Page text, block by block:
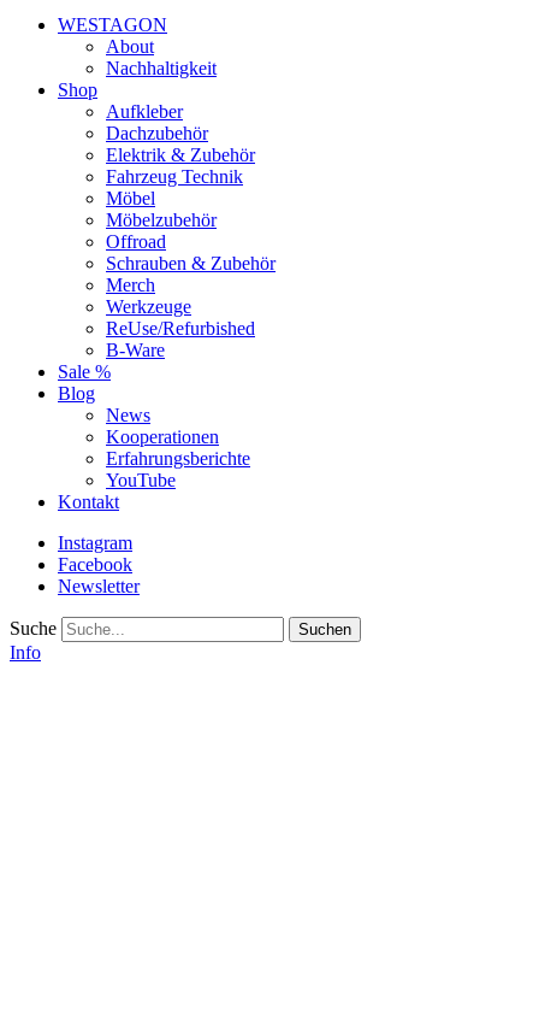
WESTAGON
About
Nachhaltigkeit
Shop
Aufkleber
Dachzubehör
Elektrik & Zubehör
Fahrzeug Technik
Möbel
Möbelzubehör
Offroad
Schrauben & Zubehör
Merch
Werkzeuge
ReUse/Refurbished
B-Ware
Sale %
Blog
News
Kooperationen
Erfahrungsberichte
YouTube
Kontakt
Instagram
Facebook
Newsletter
Suche
Info